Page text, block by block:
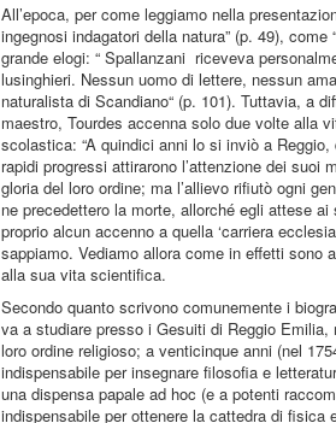
All’epoca, per come leggiamo nella
ingegnosi indagatori della natura” (p. 49),
grande elogi: “ Spallanzani riceveva
lusinghieri. Nessun uomo di lettere, nessun
naturalista di Scandiano“ (p. 101). Tuttavia, a
maestro, Tourdes accenna solo due volte alla
scolastica: “A quindici anni lo si inviò a
rapidi progressi attirarono l’attenzione dei
gloria del loro ordine; ma l’allievo rifiutò ogni
ne precedettero la morte, allorché egli attese ai
proprio alcun accenno a quella ‘carriera
sappiamo. Vediamo allora come in effetti sono
alla sua vita scientifica.
Secondo quanto scrivono comunemente i
va a studiare presso i Gesuiti di Reggio
loro ordine religioso; a venticinque anni (nel
indispensabile per insegnare filosofia e
una dispensa papale ad hoc (e a potenti
indispensabile per ottenere la cattedra di